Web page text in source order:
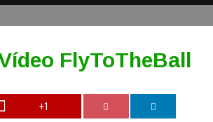
FlyToTheBall
+1